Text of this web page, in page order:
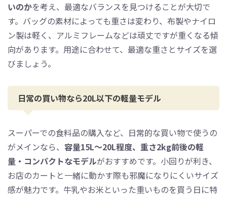
いのかを考え、最適なバランスを見つけることが大切で
す。バッグの素材によっても重さは変わり、布製やナイロ
ン製は軽く、アルミフレームなどは頑丈ですが重くなる傾
向があります。用途に合わせて、最適な重さとサイズを選
びましょう。
日常の買い物なら20L以下の軽量モデル
スーパーでの食料品の購入など、日常的な買い物で使うの
がメインなら、 容量15L～20L程度、重さ2kg前後の軽
量・コンパクトなモデルがおすすめです。小回りが利き、
お店のカートと一緒に動かす際も邪魔になりにくいサイズ
感が魅力です。牛乳やお米といった重いものを買う日に特